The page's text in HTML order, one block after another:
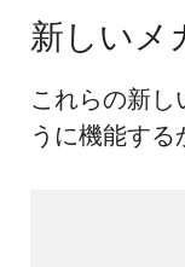
新しいメ
これらの新し
うに機能する